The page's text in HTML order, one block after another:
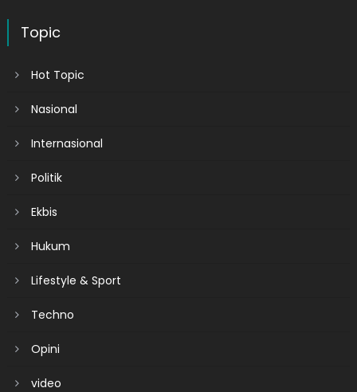
Topic
Hot Topic
Nasional
Internasional
Politik
Ekbis
Hukum
Lifestyle & Sport
Techno
Opini
video